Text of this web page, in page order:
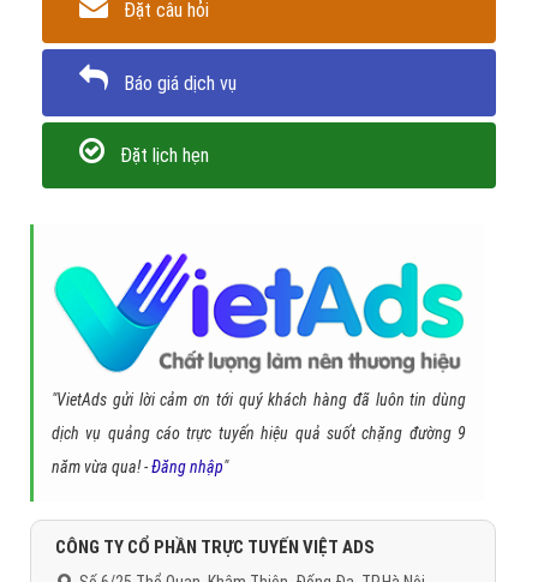
Đặt câu hỏi
Báo giá dịch vụ
Đặt lịch hẹn
"VietAds gửi lời cảm ơn tới quý khách hàng đã luôn tin dùng
dịch vụ quảng cáo trực tuyến hiệu quả suốt chặng đường 9
năm vừa qua! -Đăng nhập"
CÔNG TY CỔ PHẦN TRỰC TUYẾN VIỆT ADS